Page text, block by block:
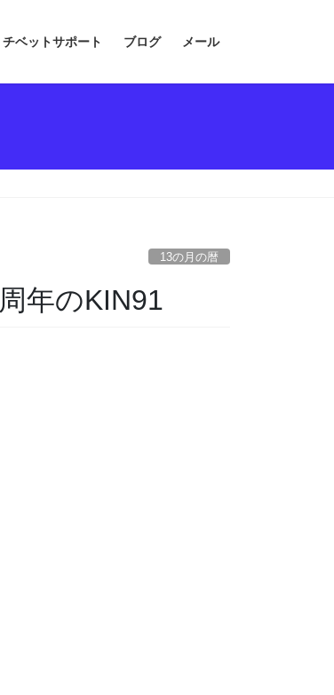
チベットサポート ブログ メール
13の月の暦
年のKIN91